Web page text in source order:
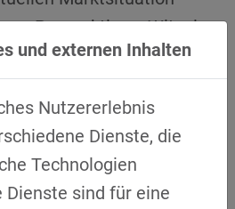
Perspektiven. Witzel
Unternehmen
der
etwa in den Bereichen
oder Systemintegration
besitzen, die im
zunehmend gefragt
und externen Inhalten
Nutzererlebnis
Dienste, die
Technologien
Dienste sind für eine